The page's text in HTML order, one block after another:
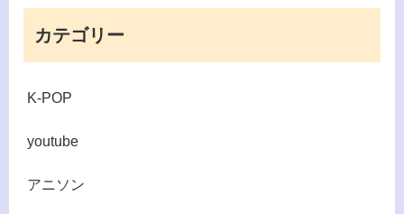
カテゴリー
K-POP
youtube
アニソン